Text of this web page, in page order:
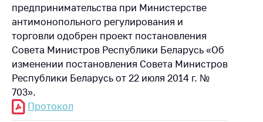
Биржевая торговля
Выставочная
деятельность в
Республике
Беларусь
Защита
персональных
данных
предпринимательства при Министерстве
антимонопольного регулирования и
торговли одобрен проект постановления
Совета Министров Республики Беларусь «Об
изменении постановления Совета Министров
Республики Беларусь от 22 июля 2014 г. №
703».
Протокол